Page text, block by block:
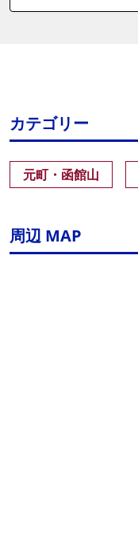
カテゴリー
元町・函館山
周辺 MAP